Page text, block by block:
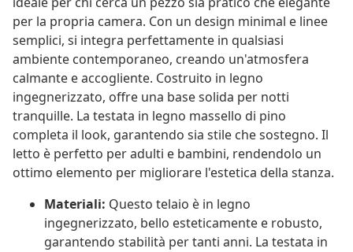
per la propria camera. Con un design minimal e linee
semplici, si integra perfettamente in qualsiasi
ambiente contemporaneo, creando un'atmosfera
calmante e accogliente. Costruito in legno
ingegnerizzato, offre una base solida per notti
tranquille. La testata in legno massello di pino
completa il look, garantendo sia stile che sostegno. Il
letto è perfetto per adulti e bambini, rendendolo un
ottimo elemento per migliorare l'estetica della stanza.
Materiali: Questo telaio è in legno
ingegnerizzato, bello esteticamente e robusto,
garantendo stabilità per tanti anni. La testata in